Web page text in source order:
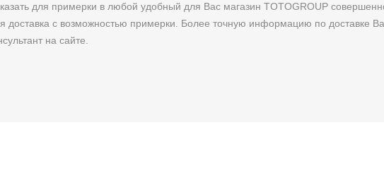
для примерки в любой удобный для Вас магазин TOTOGROUP
доставка с возможностью примерки. Более точную информацию по
на сайте.